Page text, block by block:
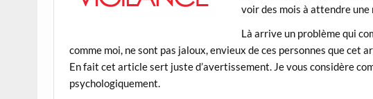
voir des mois à attendre une
Là arrive un problème qui
comme moi, ne sont pas jaloux, envieux de ces personnes que cet
En fait cet article sert juste d’avertissement. Je vous considère
psychologiquement.